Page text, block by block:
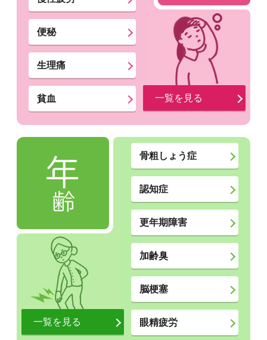
便秘
生理痛
貧血 一覧を見る
骨粗しょう症
認知症
更年期障害
加齢臭
脳梗塞
眼精疲労
一覧を見る